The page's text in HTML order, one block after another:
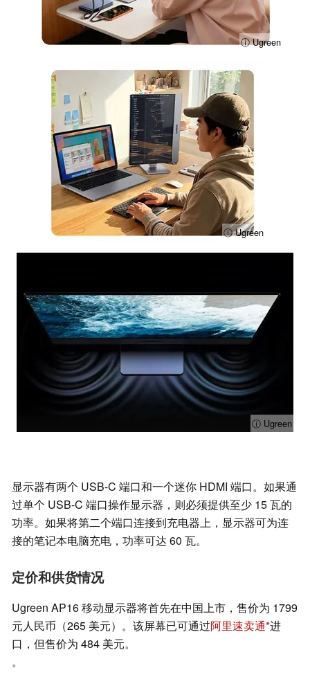
ⓘ Ugreen
ⓘ Ugreen
ⓘ Ugreen
显示器有两个 USB-C 端口和一个迷你 HDMI 端口。如果通
过单个 USB-C 端口操作显示器，则必须提供至少 15 瓦的
功率。如果将第二个端口连接到充电器上，显示器可为连
接的笔记本电脑充电，功率可达 60 瓦。
定价和供货情况
Ugreen AP16 移动显示器将首先在中国上市，售价为 1799
元人民币（265 美元）。该屏幕已可通过阿里速卖通 进
口，但售价为 484 美元。
。